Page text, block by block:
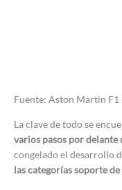
Fuente: Aston Martin F1
La clave de todo se
varios pasos por delante
congelado el desarrollo
las categorías soporte